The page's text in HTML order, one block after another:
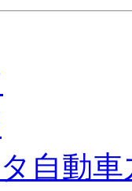
自動車